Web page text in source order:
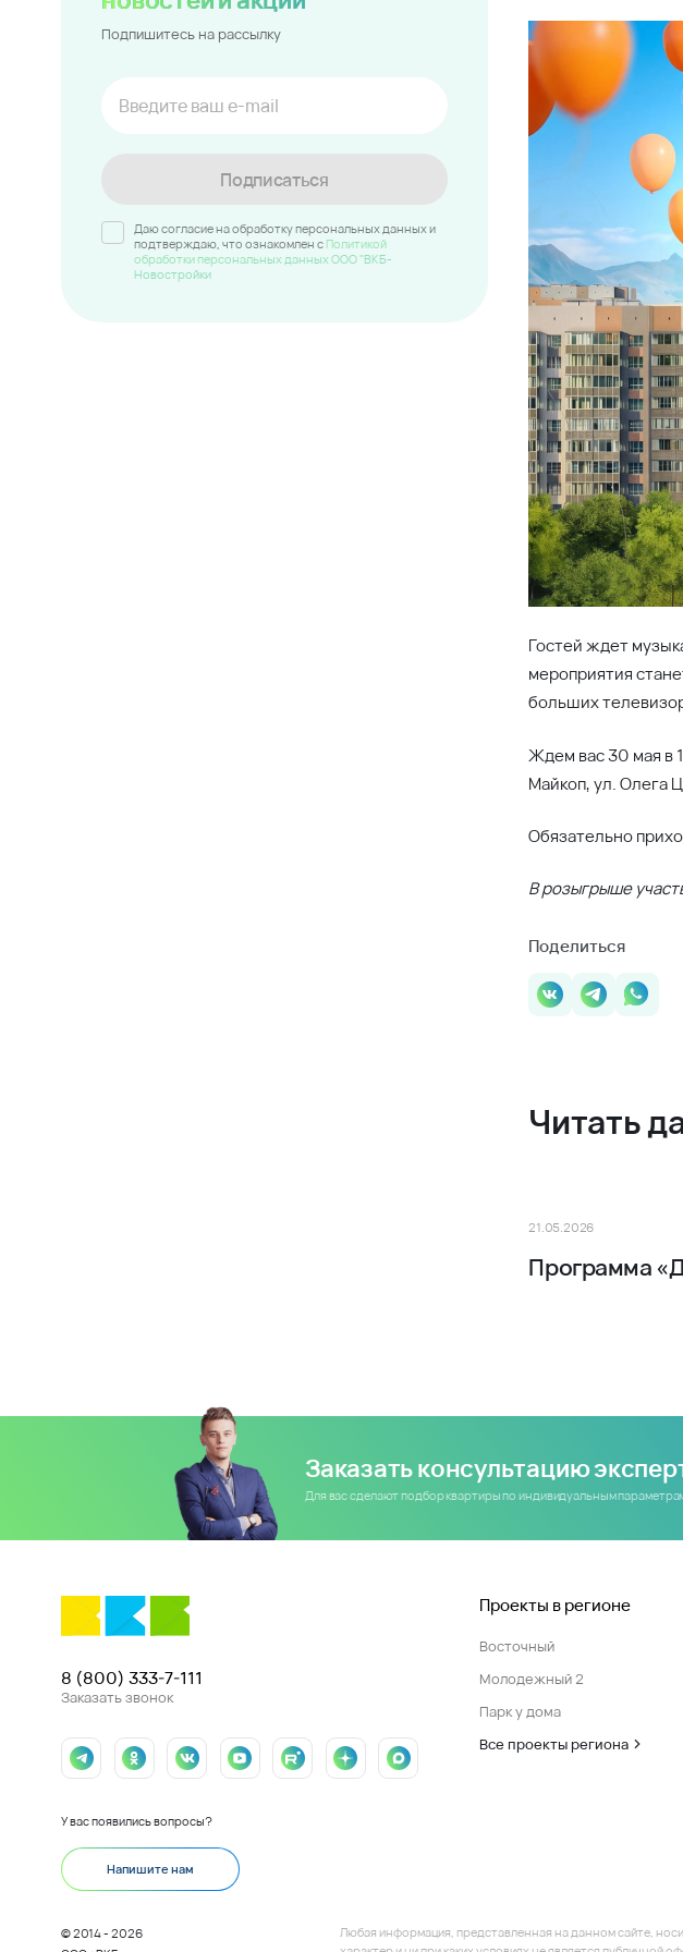
Подпишитесь на рассылку
Подписаться
Даю согласие на обработку персональных данных и
подтверждаю, что ознакомлен c Политикой
обработки персональных данных ООО "ВКБ-
Новостройки
Гостей ждет
мероприятия
больших
Ждем вас 30 мая в
Майкоп, ул. Олега
Обязательно
В розыгрыше
Поделиться
Читать
21.05.2026
Программа
Заказать консультацию
Для вас сделают подбор квартиры по индивидуальным
8 (800) 333-7-111
Заказать звонок
У вас появились вопросы?
Напишите нам
Проекты в регионе
Восточный
Молодежный 2
Парк у дома
Все проекты региона
© 2014 - 2026
Любая информация, представленная на данном сайте,